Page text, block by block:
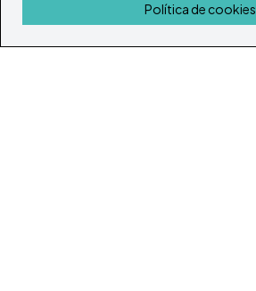
Política de cookies